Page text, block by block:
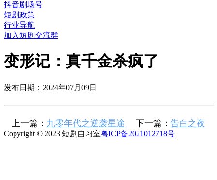
抖音剧场号
短剧政策
行业导航
加入短剧交流群
变形记：真千金杀疯了
发布日期：2024年07月09日
上一篇： 九零年代之逆袭星途 下一篇： 告白之夜
Copyright © 2023 短剧自习室粤ICP备2021012718号